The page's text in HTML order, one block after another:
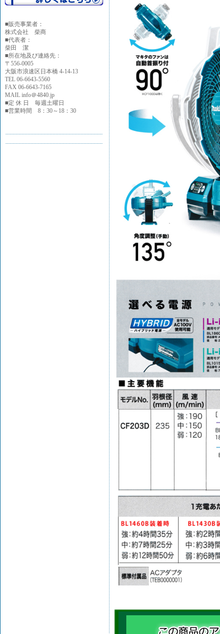
■販売事業者：
株式会社 柴商
■代表者：
柴田 潔
■所在地及び連絡先：
〒556-0005
大阪市浪速区日本橋 4-14-13
TEL 06-6643-5560
FAX 06-6643-7165
MAIL info＠4840.jp
■定 休 日 毎週土曜日
■営業時間 8：30～18：30